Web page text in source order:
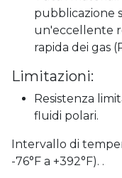
pubblicazione
un'eccellente
rapida dei gas
Limitazioni:
Resistenza
fluidi polari.
Intervallo di
-76°F a +392°F). .